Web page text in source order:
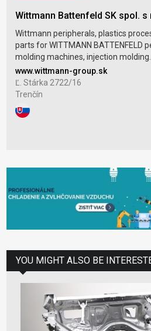
Wittmann Battenfeld SK spol. s
Wittmann peripherals, plastics
parts for WITTMANN BATTENFELD
molding machines, injection molding...
www.wittmann-group.sk
Ľ. Stárka 2722/16
Trenčín
YOU MIGHT ALSO BE